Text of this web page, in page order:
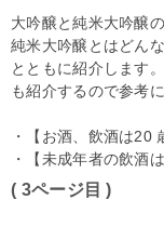
大吟醸と純米大吟醸
純米大吟醸とはどん
とともに紹介します
も紹介するので参考
・【お酒、飲酒は20
・【未成年者の飲酒
( 3ページ目 )